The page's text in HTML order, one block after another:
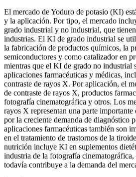
El mercado de Yoduro de potasio (KI)
y la aplicación. Por tipo, el mercado
grado industrial y no industrial, que
industrias. El KI de grado industrial se
la fabricación de productos químicos, la
semiconductores y como catalizador en
mientras que el KI de grado no industrial
aplicaciones farmacéuticas y médicas,
contraste de rayos X. Por aplicación, el
de contraste de rayos X, productos
fotografía cinematográfica y otros. Los
rayos X representan una parte
por la creciente demanda de diagnóstico
aplicaciones farmacéuticas también son
en el tratamiento de trastornos de la
nutrición incluye KI en suplementos
industria de la fotografía cinematográfica,
todavía contribuye a la demanda del